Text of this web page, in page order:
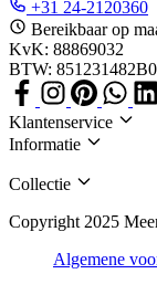
+31 24-2120360
Bereikbaar op
KvK: 88869032
BTW:
Klantenservice
Informatie
Collectie
Copyright 2025
Algemene